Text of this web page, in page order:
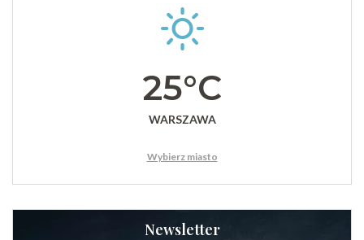
25°C
WARSZAWA
Wybierz miasto
Newsletter